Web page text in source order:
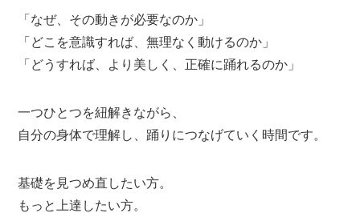
「なぜ、その動きが必要なのか」
「どこを意識すれば、無理なく動けるのか」
「どうすれば、より美しく、正確に踊れるのか」
一つひとつを紐解きながら、
自分の身体で理解し、踊りにつなげていく時間です。
基礎を見つめ直したい方。
もっと上達したい方。